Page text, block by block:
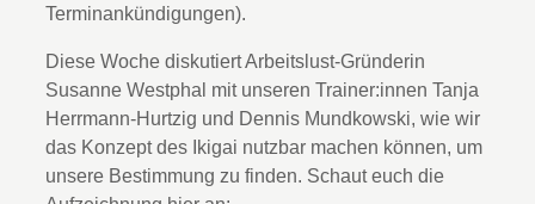
Terminankündigungen).
Diese Woche diskutiert Arbeitslust-Gründerin
Susanne Westphal mit unseren Trainer:innen Tanja
Herrmann-Hurtzig und Dennis Mundkowski, wie wir
das Konzept des Ikigai nutzbar machen können, um
unsere Bestimmung zu finden. Schaut euch die